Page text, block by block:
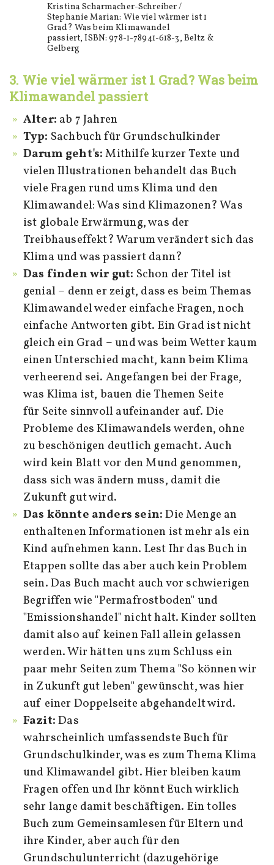
Kristina Scharmacher-Schreiber /
Stephanie Marian: Wie viel wärmer ist 1
Grad? Was beim Klimawandel
passiert, ISBN: 978-1-78941-618-3, Beltz &
Gelberg
3. Wie viel wärmer ist 1 Grad? Was beim
Klimawandel passiert
Alter: ab 7 Jahren
Typ: Sachbuch für Grundschulkinder
Darum geht's:Mithilfe kurzer Texte und
vielen Illustrationen behandelt das Buch
viele Fragen rund ums Klima und den
Klimawandel: Was sind Klimazonen? Was
ist globale Erwärmung, was der
Treibhauseffekt? Warum verändert sich das
Klima und was passiert dann?
Das finden wir gut: Schon der Titel ist
genial – denn er zeigt, dass es beim Themas
Klimawandel weder einfache Fragen, noch
einfache Antworten gibt. Ein Grad ist nicht
gleich ein Grad – und was beim Wetter kaum
einen Unterschied macht, kann beim Klima
verheerend sei. Angefangen bei der Frage,
was Klima ist, bauen die Themen Seite
für Seite sinnvoll aufeinander auf. Die
Probleme des Klimawandels werden, ohne
zu beschönigen deutlich gemacht. Auch
wird kein Blatt vor den Mund genommen,
dass sich was ändern muss, damit die
Zukunft gut wird.
Das könnte anders sein:Die Menge an
enthaltenen Informationen ist mehr als ein
Kind aufnehmen kann. Lest Ihr das Buch in
Etappen sollte das aber auch kein Problem
sein. Das Buch macht auch vor schwierigen
Begriffen wie "Permafrostboden" und
"Emissionshandel" nicht halt. Kinder sollten
damit also auf keinen Fall allein gelassen
werden. Wir hätten uns zum Schluss ein
paar mehr Seiten zum Thema "So können wir
in Zukunft gut leben" gewünscht, was hier
auf einer Doppelseite abgehandelt wird.
Fazit:Das
wahrscheinlich umfassendste Buch für
Grundschulkinder, was es zum Thema Klima
und Klimawandel gibt. Hier bleiben kaum
Fragen offen und Ihr könnt Euch wirklich
sehr lange damit beschäftigen. Ein tolles
Buch zum Gemeinsamlesen für Eltern und
ihre Kinder, aber auch für den
Grundschulunterricht (dazugehörige